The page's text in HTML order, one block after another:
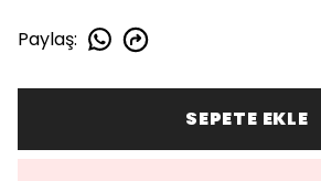
Paylaş:
SEPETE EKLE